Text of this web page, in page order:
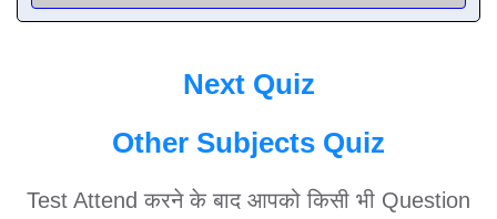
Next Quiz
Other Subjects Quiz
Test Attend करने के बाद आपको किसी भी Question